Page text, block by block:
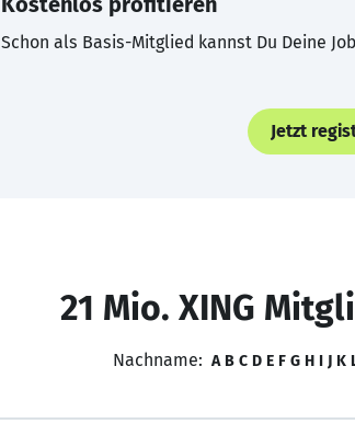
Schon als Basis-Mitglied kannst Du Deine
Jetzt
21 Mio. XING
Nachname: A B C D E F G H I J K